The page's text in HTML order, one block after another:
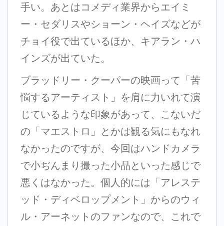
手い。あとはコメディ業界からエイミ
ー・セダリスやショーン・ヘイズなどが
チョイ役で出ているほか、キアラン・ハ
インズが出ていた。
ブラッドリー・クーパーの映画って「苦
悩するアーティスト」を肩に力いれて演
じているような印象があって、こないだ
の「マエストロ」とかは観る気にもなれ
なかったのですが、今回はハンドカメラ
で小ぢんまり撮った小品といった感じで
悪くはなかった。個人的には「アレステ
ッド・ディベロップメント」からのウィ
ル・アーネットのファンなので、これで